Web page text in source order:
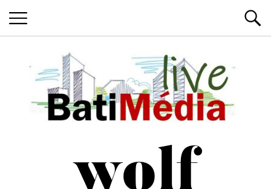
Batimedialive
wolf